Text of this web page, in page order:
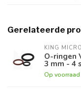
Gerelateerde
KING
O-ringen
3 mm - 4
Op voorraad